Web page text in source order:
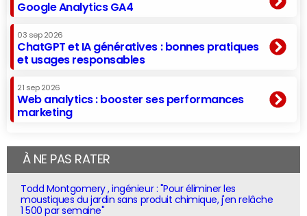
Google Analytics GA4
03 sep 2026
ChatGPT et IA génératives : bonnes pratiques
et usages responsables
21 sep 2026
Web analytics : booster ses performances
marketing
À NE PAS RATER
Todd Montgomery , ingénieur : "Pour éliminer les
moustiques du jardin sans produit chimique, j'en relâche
1 500 par semaine"